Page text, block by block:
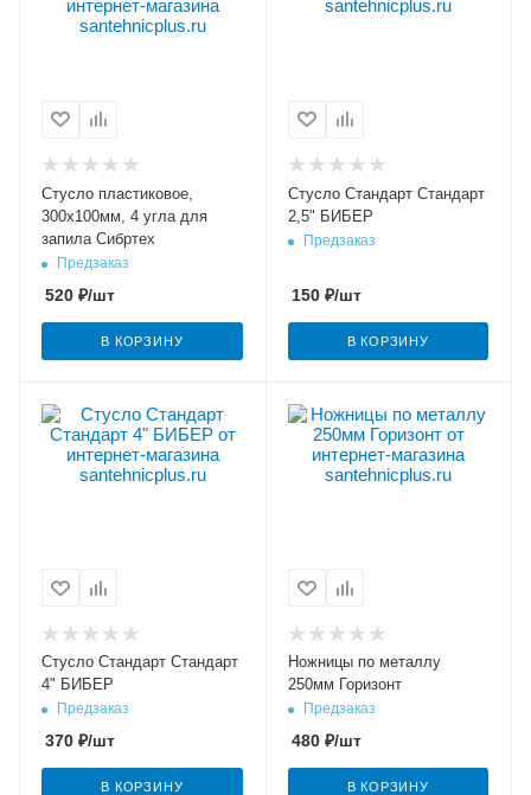
Стусло пластиковое,
300х100мм, 4 угла для
запила Сибртех
Предзаказ
520 ₽/шт
В КОРЗИНУ
Стусло Стандарт Стандарт
2,5" БИБЕР
Предзаказ
150₽/шт
В КОРЗИНУ
Стусло Стандарт Стандарт
4" БИБЕР
Предзаказ
370 ₽/шт
В КОРЗИНУ
Ножницы по металлу
250мм Горизонт
Предзаказ
480₽/шт
В КОРЗИНУ